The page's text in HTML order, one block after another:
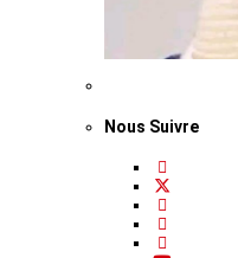
Nous Suivre